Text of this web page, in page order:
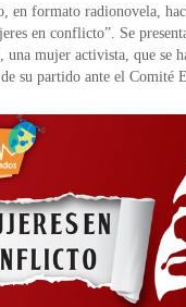
en formato radionovela,
en conflicto”. Se
mujer activista, que se
su partido ante el Comité